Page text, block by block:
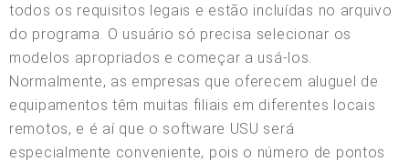
todos os requisitos legais e estão incluídas no arquivo
do programa. O usuário só precisa selecionar os
modelos apropriados e começar a usá-los.
Normalmente, as empresas que oferecem aluguel de
equipamentos têm muitas filiais em diferentes locais
remotos, e é aí que o software USU será
especialmente conveniente, pois o número de pontos